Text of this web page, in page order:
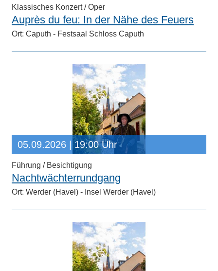
Klassisches Konzert / Oper
Auprès du feu: In der Nähe des Feuers
Ort: Caputh - Festsaal Schloss Caputh
05.09.2026 | 19:00 Uhr
Führung / Besichtigung
Nachtwächterrundgang
Ort: Werder (Havel) - Insel Werder (Havel)